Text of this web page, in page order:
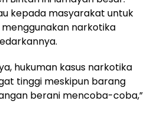
kepada masyarakat untuk
narkotika
hukuman kasus narkotika
tinggi meskipun barang
berani mencoba-coba,”